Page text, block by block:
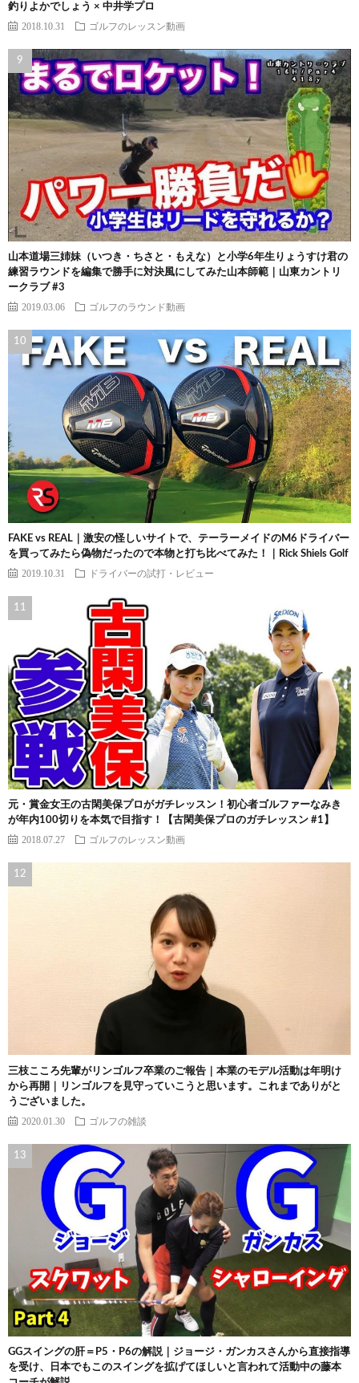
釣りよかでしょう × 中井学プロ
2018.10.31 ゴルフのレッスン動画
山本道場三姉妹（いつき・ちさと・もえな）と小学6年生りょうすけ君の
練習ラウンドを編集で勝手に対決風にしてみた山本師範｜山東カントリ
ークラブ #3
2019.03.06 ゴルフのラウンド動画
FAKE vs REAL｜激安の怪しいサイトで、テーラーメイドのM6ドライバー
を買ってみたら偽物だったので本物と打ち比べてみた！｜Rick Shiels Golf
2019.10.31 ドライバーの試打・レビュー
元・賞金女王の古閑美保プロがガチレッスン！初心者ゴルファーなみき
が年内100切りを本気で目指す！【古閑美保プロのガチレッスン #1】
2018.07.27 ゴルフのレッスン動画
三枝こころ先輩がリンゴルフ卒業のご報告｜本業のモデル活動は年明け
から再開｜リンゴルフを見守っていこうと思います。これまでありがと
うございました。
2020.01.30 ゴルフの雑談
GGスイングの肝＝P5・P6の解説｜ジョージ・ガンカスさんから直接指導
を受け、日本でもこのスイングを拡げてほしいと言われて活動中の藤本